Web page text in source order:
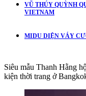
VŨ THÚY QUỲNH
VIETNAM
MIDU DIỆN VÁY
Siêu mẫu Thanh Hằng
kiện thời trang ở